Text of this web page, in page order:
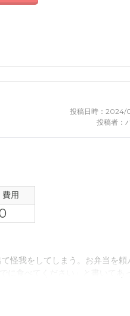
投稿日時：2024/
投稿者：
費用
怪我をしてしまう。お弁当を頼